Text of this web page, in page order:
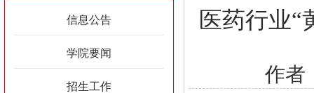
信息公告
学院要闻
招生工作
医药行业“
作者